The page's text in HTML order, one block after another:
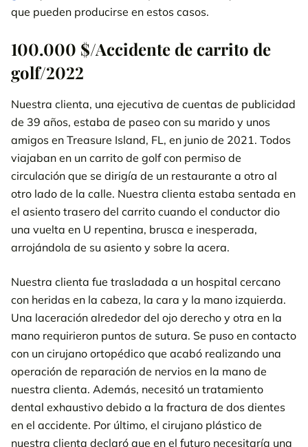
que pueden producirse en estos casos.
100.000 $/Accidente de carrito de
golf/2022
Nuestra clienta, una ejecutiva de cuentas de publicidad
de 39 años, estaba de paseo con su marido y unos
amigos en Treasure Island, FL, en junio de 2021. Todos
viajaban en un carrito de golf con permiso de
circulación que se dirigía de un restaurante a otro al
otro lado de la calle. Nuestra clienta estaba sentada en
el asiento trasero del carrito cuando el conductor dio
una vuelta en U repentina, brusca e inesperada,
arrojándola de su asiento y sobre la acera.
Nuestra clienta fue trasladada a un hospital cercano
con heridas en la cabeza, la cara y la mano izquierda.
Una laceración alrededor del ojo derecho y otra en la
mano requirieron puntos de sutura. Se puso en contacto
con un cirujano ortopédico que acabó realizando una
operación de reparación de nervios en la mano de
nuestra clienta. Además, necesitó un tratamiento
dental exhaustivo debido a la fractura de dos dientes
en el accidente. Por último, el cirujano plástico de
nuestra clienta declaró que en el futuro necesitaría una